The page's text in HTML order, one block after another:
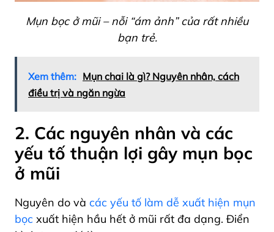
Mụn bọc ở mũi – nỗi “ám ảnh” của rất nhiều
bạn trẻ.
Xem thêm: Mụn chai là gì? Nguyên nhân, cách
điều trị và ngăn ngừa
2. Các nguyên nhân và các
yếu tố thuận lợi gây mụn bọc
ở mũi
Nguyên do và các yếu tố làm dễ xuất hiện mụn
bọc xuất hiện hầu hết ở mũi rất đa dạng. Điển